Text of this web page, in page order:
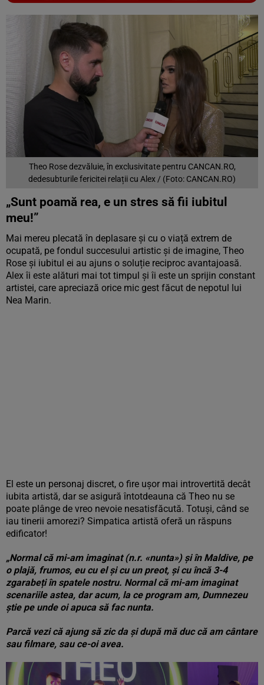
Vezi galeria foto
9 poze
Theo Rose dezvăluie, în exclusivitate pentru CANCAN.RO,
dedesubturile fericitei relații cu Alex / (Foto: CANCAN.RO)
„Sunt poamă rea, e un stres să fii iubitul
meu!”
Mai mereu plecată în deplasare și cu o viață extrem de
ocupată, pe fondul succesului artistic și de imagine, Theo
Rose și iubitul ei au ajuns o soluție reciproc avantajoasă.
Alex îi este alături mai tot timpul și îi este un sprijin constant
artistei, care apreciază orice mic gest făcut de nepotul lui
Nea Marin.
El este un personaj discret, o fire ușor mai introvertită decât
iubita artistă, dar se asigură întotdeauna că Theo nu se
poate plânge de vreo nevoie nesatisfăcută. Totuși, când se
iau tinerii amorezi? Simpatica artistă oferă un răspuns
edificator!
„Normal că mi-am imaginat (n.r. «nunta») și în Maldive, pe
o plajă, frumos, eu cu el și cu un preot, și cu încă 3-4
zgarabeți în spatele nostru. Normal că mi-am imaginat
scenariile astea, dar acum, la ce program am, Dumnezeu
știe pe unde oi apuca să fac nunta.
Parcă vezi că ajung să zic da și după mă duc că am cântare
sau filmare, sau ce-oi avea.